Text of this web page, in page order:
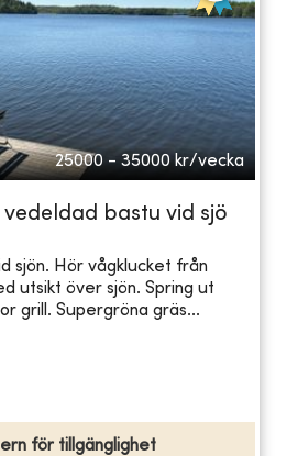
25000 - 35000 kr/vecka
bastu vid sjö
sjön. Hör vågklucket från
utsikt över sjön. Spring ut
grill. Supergröna gräs...
för tillgänglighet